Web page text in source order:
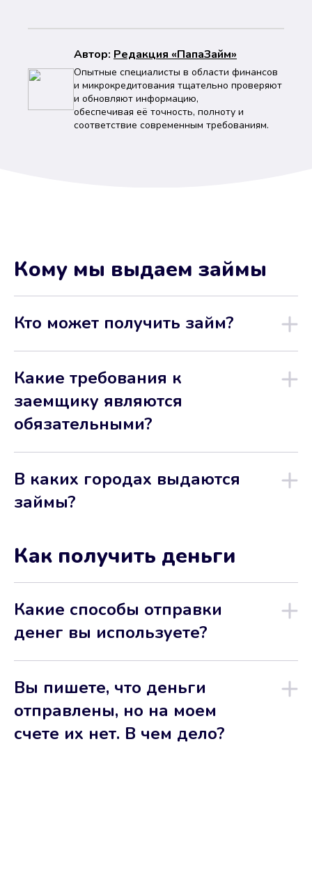
Автор: Peдaкция «ПапаЗайм»
Опытные специалисты в области финансов
и микрокредитования тщательно проверяют
и обновляют информацию,
обеспечивая её точность, полноту и
соответствие современным требованиям.
Кому мы выдаем займы
Кто может получить займ?
Какие требования к
заемщику являются
обязательными?
В каких городах выдаются
займы?
Как получить деньги
Какие способы отправки
денег вы используете?
Вы пишете, что деньги
отправлены, но на моем
счете их нет. В чем дело?